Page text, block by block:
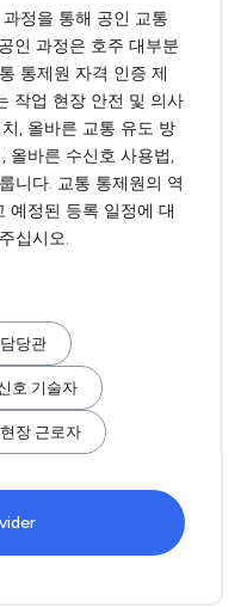
정을 통해 공인 교통
인 과정은 호주 대부분
통제원 자격 인증 제
작업 현장 안전 및 의사
, 올바른 교통 유도 방
올바른 수신호 사용법,
니다. 교통 통제원의 역
예정된 등록 일정에 대
십시오.
당관
호 기술자
장 근로자